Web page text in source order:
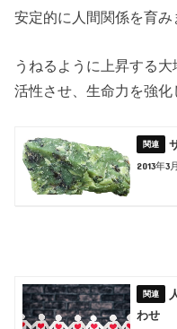
安定的に人間関係を育み
うねるように上昇する
活性させ、生命力を強化
2013年3
わせ